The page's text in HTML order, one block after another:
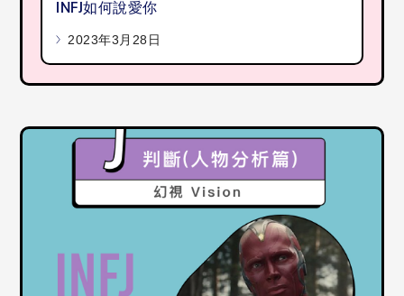
INFJ如何說愛你
2023年3月28日